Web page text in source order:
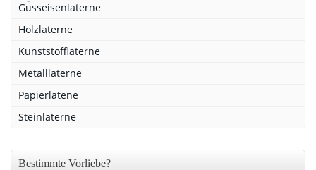
Gusseisenlaterne
Holzlaterne
Kunststofflaterne
Metalllaterne
Papierlatene
Steinlaterne
Bestimmte Vorliebe?